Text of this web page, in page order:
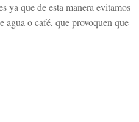
ya que de esta manera evitamos
agua o café, que provoquen que